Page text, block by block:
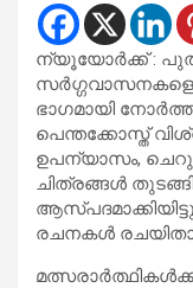
ന്യൂയോർക്ക് :
സർഗ്ഗവാസനകളെ
ഭാഗമായി
പെന്തക്കോസ്ത്
ഉപന്യാസം,
ചിത്രങ്ങൾ
രചനകൾ